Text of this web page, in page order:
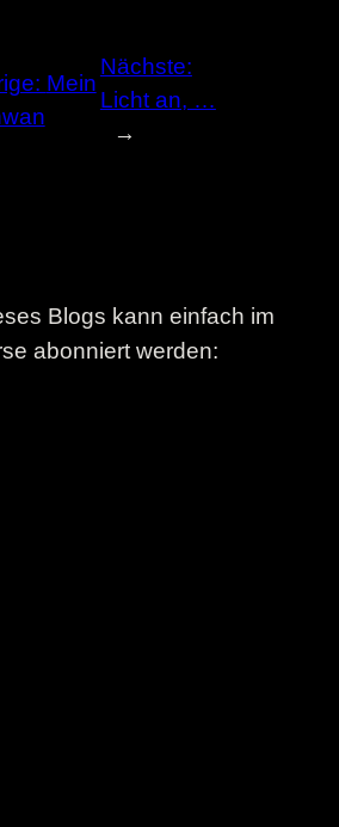
Mein
Nächste:
Licht an, …
→
Blogs kann einfach im
abonniert werden: